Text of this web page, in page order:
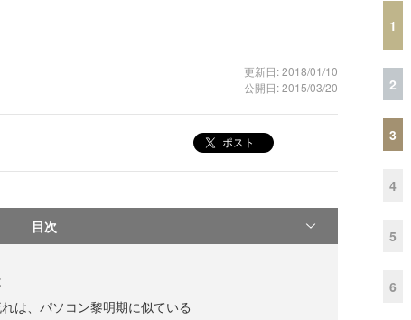
更新日: 2018/01/10
公開日: 2015/03/20
ポスト
目次
は、パソコン黎明期に似ている
1
2
3
4
5
6